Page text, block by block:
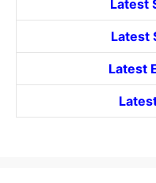
Latest
Latest
Latest